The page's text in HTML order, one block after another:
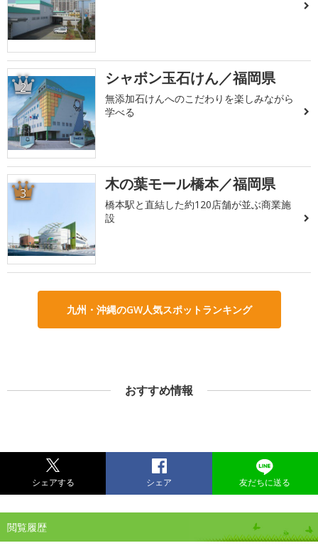
2 シャボン玉石けん／福岡県
無添加石けんへのこだわりを楽しみながら
学べる
3 木の葉モール橋本／福岡県
橋本駅と直結した約120店舗が並ぶ商業施
設
九州・沖縄のGW人気スポットランキング
おすすめ情報
シェアする シェア 友だちに送る
閲覧履歴